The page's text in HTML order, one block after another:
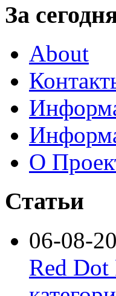
За
About
О
Статьи
06-08-
Red Dot